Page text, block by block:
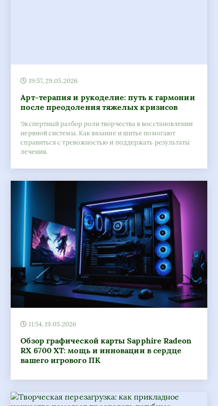
19:57, 29.05.2026
Арт-терапия и рукоделие: путь к гармонии
после преодоления тяжелых кризисов
Экспертный разбор роли творчества в восстановлении
нервной системы. Как вязание и шитье помогают
справиться с тревожностью и поддержать результаты
лечения.
11:54, 19.05.2026
Обзор графической карты Sapphire Radeon
RX 6700 XT: мощь и инновации в сердце
вашего игрового ПК